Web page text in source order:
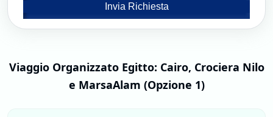
Invia Richiesta
Viaggio Organizzato Egitto: Cairo, Crociera Nilo
e MarsaAlam (Opzione 1)